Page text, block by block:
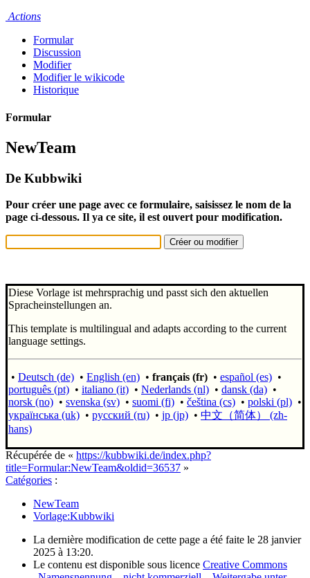
Actions
Formular
Discussion
Modifier
Modifier le wikicode
Historique
Formular
NewTeam
De Kubbwiki
Pour créer une page avec ce formulaire, saisissez le nom de la
page ci-dessous. Il ya ce site, il est ouvert pour modification.
Diese Vorlage ist mehrsprachig und passt sich den aktuellen
Spracheinstellungen an.
This template is multilingual and adapts according to the current
language settings.
• Deutsch (de) • English (en) • français (fr) • español (es) •
português (pt) • italiano (it) • Nederlands (nl) • dansk (da) •
norsk (no) • svenska (sv) • suomi (fi) • čeština (cs) • polski (pl) •
українська (uk) • русский (ru) • jp (jp) • 中文（简体）‎ (zh-
hans)
Récupérée de « https://kubbwiki.de/index.php?
title=Formular:NewTeam&oldid=36537 »
Catégories :
NewTeam
Vorlage:Kubbwiki
La dernière modification de cette page a été faite le 28 janvier
2025 à 13:20.
Le contenu est disponible sous licence Creative Commons